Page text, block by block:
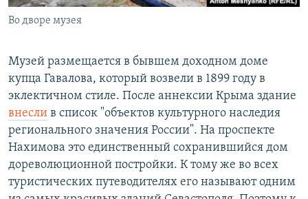
Во дворе музея
Музей размещается в бывшем доходном доме
купца Гавалова, который возвели в 1899 году в
эклектичном стиле. После аннексии Крыма здание
внесли в список "объектов культурного наследия
регионального значения России". На проспекте
Нахимова это единственный сохранившийся дом
дореволюционной постройки. К тому же во всех
туристических путеводителях его называют одним